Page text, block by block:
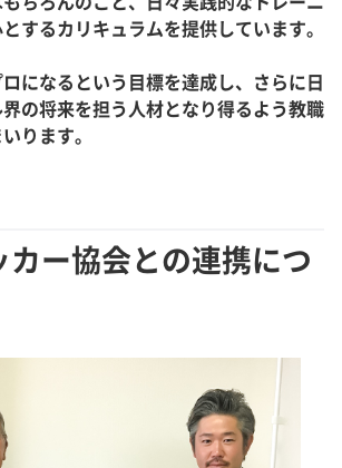
するカリキュラムを提供しています。
になるという目標を達成し、さらに日
の将来を担う人材となり得るよう教職
ります。
ー協会との連携につ